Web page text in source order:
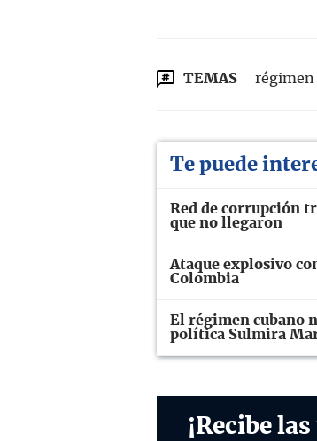
TEMAS régimen
Te puede
Red de corrupción
que no llegaron
Ataque explosivo
Colombia
El régimen cubano
política Sulmira
¡Recibe